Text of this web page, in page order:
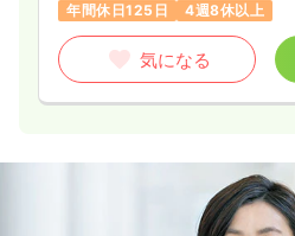
年間休日125日
4週8休以上
気になる